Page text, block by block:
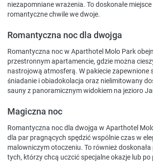
niezapomniane wrażenia. To doskonałe
romantyczne chwile we dwoje.
Romantyczna noc dla dwojga
Romantyczna noc w Aparthotel Molo Park
przestronnym apartamencie, gdzie można
nastrojową atmosferą. W pakiecie zapewnione
śniadanie i obiadokolacja oraz nielimitowany
sauny z panoramicznym widokiem na jezioro
Magiczna noc
Romantyczna noc dla dwojga w Aparthotel
dla par pragnących spędzić wspólnie czas w
malowniczym otoczeniu. To również
tych, którzy chcą uczcić specjalne okazje lub